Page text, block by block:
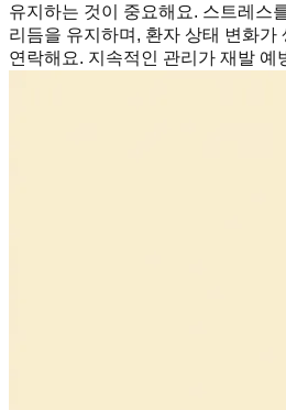
유지하는 것이 중요해요. 스트레스
리듬을 유지하며, 환자 상태 변화가
연락해요. 지속적인 관리가 재발 예